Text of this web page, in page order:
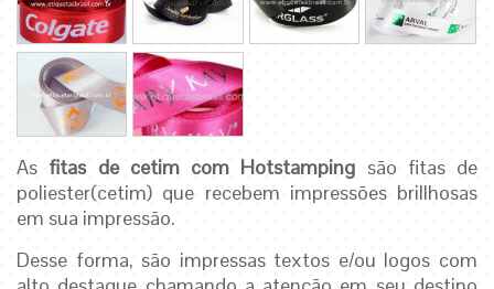
As fitas de cetim com Hotstamping são fitas de
poliester(cetim) que recebem impressões brillhosas
em sua impressão.
Desse forma, são impressas textos e/ou logos com